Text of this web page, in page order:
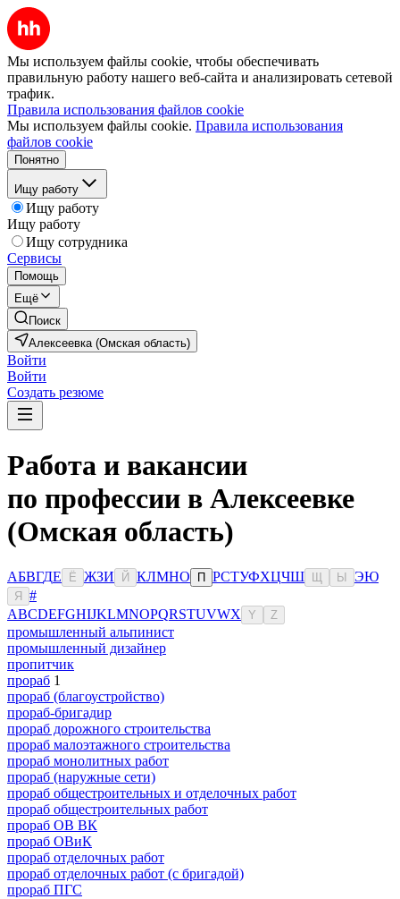
Мы используем файлы cookie, чтобы обеспечивать
правильную работу нашего веб-сайта и анализировать сетевой
трафик.
Правила использования файлов cookie
Мы используем файлы cookie. Правила использования
файлов cookie
Понятно
Ищу работу
Ищу работу
Ищу работу
Ищу сотрудника
Сервисы
Помощь
Ещё
Поиск
Алексеевка (Омская область)
Войти
Войти
Создать резюме
Работа и вакансии
по профессии в Алексеевке
(Омская область)
АБВГДЕ Ё ЖЗИ Й КЛМНО П РСТУФХЦЧШ Ы ЭЮ
Я
#
ABCDEFGHIJKLMNOPQRSTUVWX Y Z
промышленный альпинист
промышленный дизайнер
пропитчик
прораб 1
прораб (благоустройство)
прораб-бригадир
прораб дорожного строительства
прораб малоэтажного строительства
прораб монолитных работ
прораб (наружные сети)
прораб общестроительных и отделочных работ
прораб общестроительных работ
прораб ОВ ВК
прораб ОВиК
прораб отделочных работ
прораб отделочных работ (с бригадой)
прораб ПГС